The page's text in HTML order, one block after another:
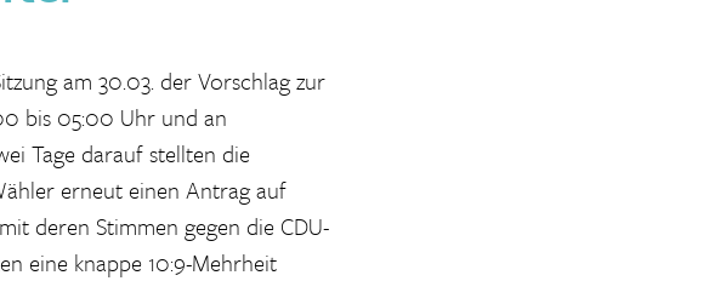
am 30.03. der Vorschlag zur
bis 05:00 Uhr und an
Tage darauf stellten die
erneut einen Antrag auf
deren Stimmen gegen die CDU-
eine knappe 10:9-Mehrheit